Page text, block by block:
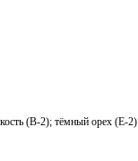
(B-2); тёмный орех (E-2)